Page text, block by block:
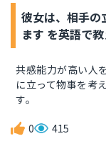
彼女は、相手の
ます を英語で
共感能力が高い人
に立って物事を考
す。
0 415